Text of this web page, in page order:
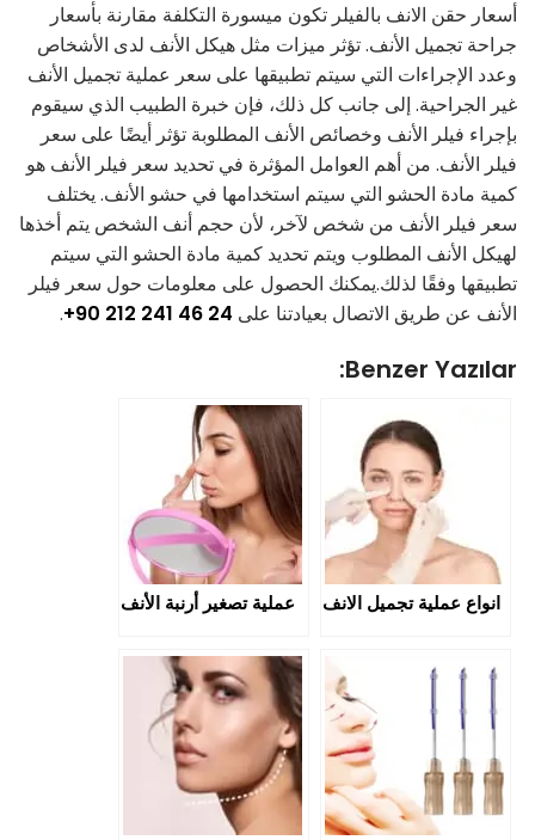
أسعار حقن الانف بالفيلر تكون ميسورة التكلفة مقارنة بأسعار
جراحة تجميل الأنف. تؤثر ميزات مثل هيكل الأنف لدى الأشخاص
وعدد الإجراءات التي سيتم تطبيقها على سعر عملية تجميل الأنف
غير الجراحية. إلى جانب كل ذلك، فإن خبرة الطبيب الذي سيقوم
بإجراء فيلر الأنف وخصائص الأنف المطلوبة تؤثر أيضًا على سعر
فيلر الأنف. من أهم العوامل المؤثرة في تحديد سعر فيلر الأنف هو
كمية مادة الحشو التي سيتم استخدامها في حشو الأنف. يختلف
سعر فيلر الأنف من شخص لآخر، لأن حجم أنف الشخص يتم أخذها
لهيكل الأنف المطلوب ويتم تحديد كمية مادة الحشو التي سيتم
تطبيقها وفقًا لذلك.يمكنك الحصول على معلومات حول سعر فيلر
الأنف عن طريق الاتصال بعيادتنا على 24 46 241 212 90+
.
Benzer Yazılar:
انواع عملية تجميل الانف عملية تصغير أرنبة الأنف